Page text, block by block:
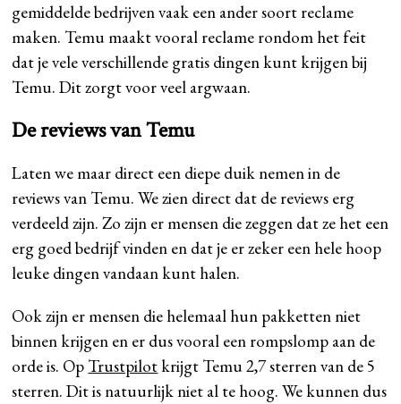
gemiddelde bedrijven vaak een ander soort reclame
maken. Temu maakt vooral reclame rondom het feit
dat je vele verschillende gratis dingen kunt krijgen bij
Temu. Dit zorgt voor veel argwaan.
De reviews van Temu
Laten we maar direct een diepe duik nemen in de
reviews van Temu. We zien direct dat de reviews erg
verdeeld zijn. Zo zijn er mensen die zeggen dat ze het een
erg goed bedrijf vinden en dat je er zeker een hele hoop
leuke dingen vandaan kunt halen.
Ook zijn er mensen die helemaal hun pakketten niet
binnen krijgen en er dus vooral een rompslomp aan de
orde is. Op Trustpilot krijgt Temu 2,7 sterren van de 5
sterren. Dit is natuurlijk niet al te hoog. We kunnen dus